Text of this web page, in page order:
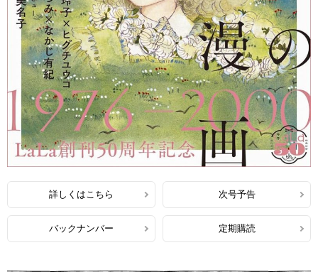
詳しくはこちら 次号予告
バックナンバー 定期購読